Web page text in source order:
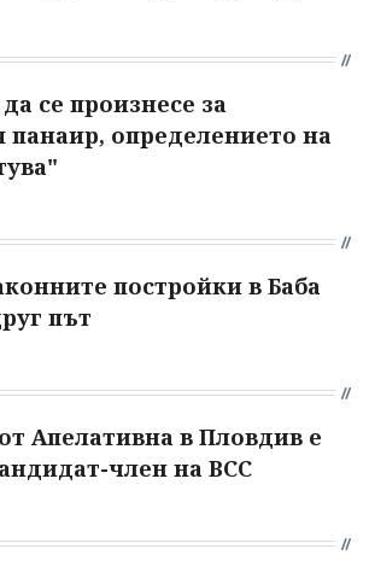
се произнесе за
панаир, определението на
постройки в Баба
път
Апелативна в Пловдив е
член на ВСС